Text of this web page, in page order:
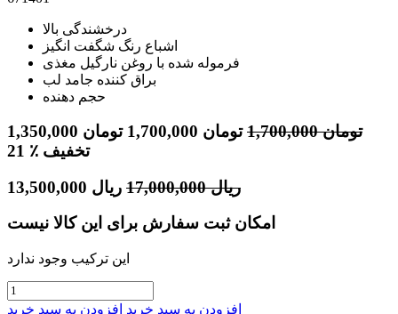
درخشندگی بالا
اشباع رنگ شگفت انگیز
فرموله شده با روغن نارگیل مغذی
براق کننده جامد لب
حجم دهنده
1,350,000 تومان 1,700,000 تومان 1,700,000 تومان
21
٪ تخفیف
13,500,000 ریال 17,000,000 ریال
امکان ثبت سفارش برای این کالا نیست
این ترکیب وجود ندارد
افزودن به سبد خرید افزودن به سبد خرید